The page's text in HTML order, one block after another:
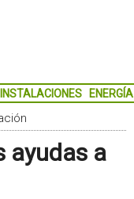
INSTALACIONES ENERGÍA
ayudas a